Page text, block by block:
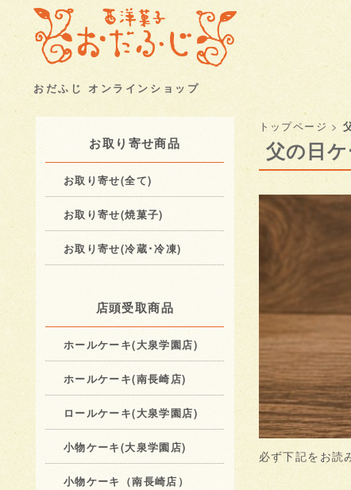
おだふじ オンラインショップ
お取り寄せ商品
お取り寄せ(全て)
お取り寄せ(焼菓子)
お取り寄せ(冷蔵･冷凍)
店頭受取商品
ホールケーキ(大泉学園店)
ホールケーキ(南長崎店)
ロールケーキ(大泉学園店)
小物ケーキ(大泉学園店)
小物ケーキ（南長崎店）
トップページ >
父の日
必ず下記をお読